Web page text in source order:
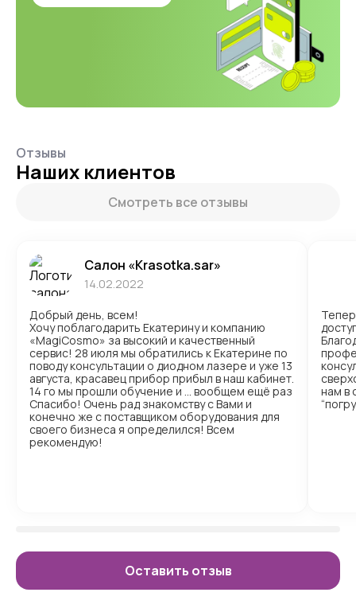
Отзывы
Наших клиентов
Смотреть все отзывы
Салон «Krasotka.sar»
14.02.2022
Добрый день, всем!
Хочу поблагодарить Екатерину и компанию
«MagiCosmo» за высокий и качественный
сервис! 28 июля мы обратились к Екатерине по
поводу консультации о диодном лазере и уже 13
августа, красавец прибор прибыл в наш кабинет.
14 го мы прошли обучение и … вообщем ещё раз
Спасибо! Очень рад знакомству с Вами и
конечно же с поставщиком оборудования для
своего бизнеса я определился! Всем
рекомендую!
нам в
Оставить отзыв